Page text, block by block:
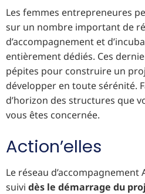
Les femmes entrepreneures
sur un nombre important de
d’accompagnement et
entièrement dédiés. Ces
pépites pour construire un
développer en toute sérénité.
d’horizon des structures que
vous êtes concernée.
Action’elles
Le réseau d’accompagnement
suivi dès le démarrage du